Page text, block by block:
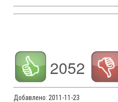
2052
Добавлено: 2011-11-23